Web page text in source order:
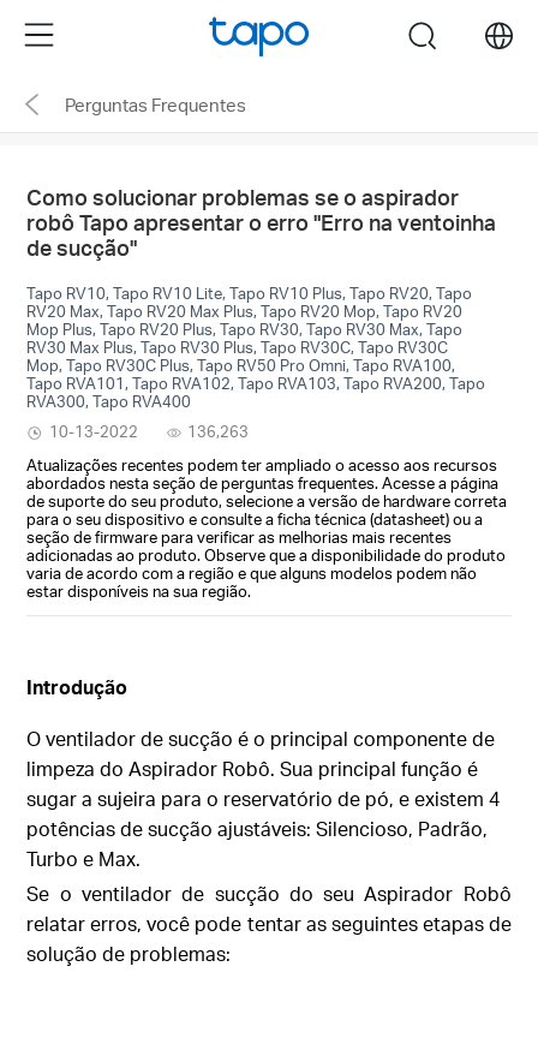
the
navigation
Menu search
Perguntas Frequentes
Como solucionar problemas se o aspirador
robô Tapo apresentar o erro "Erro na ventoinha
de sucção"
Tapo RV10, Tapo RV10 Lite, Tapo RV10 Plus, Tapo RV20, Tapo
RV20 Max, Tapo RV20 Max Plus, Tapo RV20 Mop, Tapo RV20
Mop Plus, Tapo RV20 Plus, Tapo RV30, Tapo RV30 Max, Tapo
RV30 Max Plus, Tapo RV30 Plus, Tapo RV30C, Tapo RV30C
Mop, Tapo RV30C Plus, Tapo RV50 Pro Omni, Tapo RVA100,
Tapo RVA101, Tapo RVA102, Tapo RVA103, Tapo RVA200, Tapo
RVA300, Tapo RVA400
10-13-2022
136,263
Atualizações recentes podem ter ampliado o acesso aos recursos
abordados nesta seção de perguntas frequentes. Acesse a página
de suporte do seu produto, selecione a versão de hardware correta
para o seu dispositivo e consulte a ficha técnica (datasheet) ou a
seção de firmware para verificar as melhorias mais recentes
adicionadas ao produto. Observe que a disponibilidade do produto
varia de acordo com a região e que alguns modelos podem não
estar disponíveis na sua região.
Introdução
O ventilador de sucção é o principal componente de
limpeza do Aspirador Robô. Sua principal função é
sugar a sujeira para o reservatório de pó, e existem 4
potências de sucção ajustáveis: Silencioso, Padrão,
Turbo e Max.
Se o ventilador de sucção do seu Aspirador Robô
relatar erros, você pode tentar as seguintes etapas de
solução de problemas: